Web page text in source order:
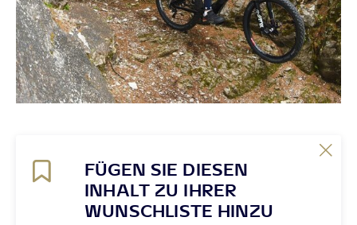
FÜGEN SIE DIESEN
INHALT ZU IHRER
WUNSCHLISTE HINZU